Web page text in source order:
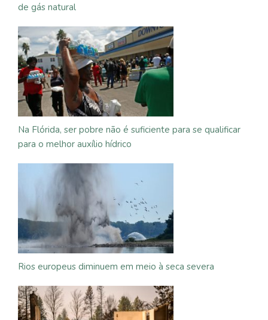
de gás natural
Na Flórida, ser pobre não é suficiente para se qualificar
para o melhor auxílio hídrico
Rios europeus diminuem em meio à seca severa